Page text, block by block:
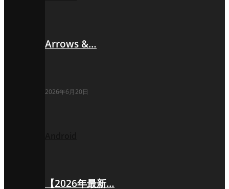
Arrows &…
2026年6月20日
【2026年最新…